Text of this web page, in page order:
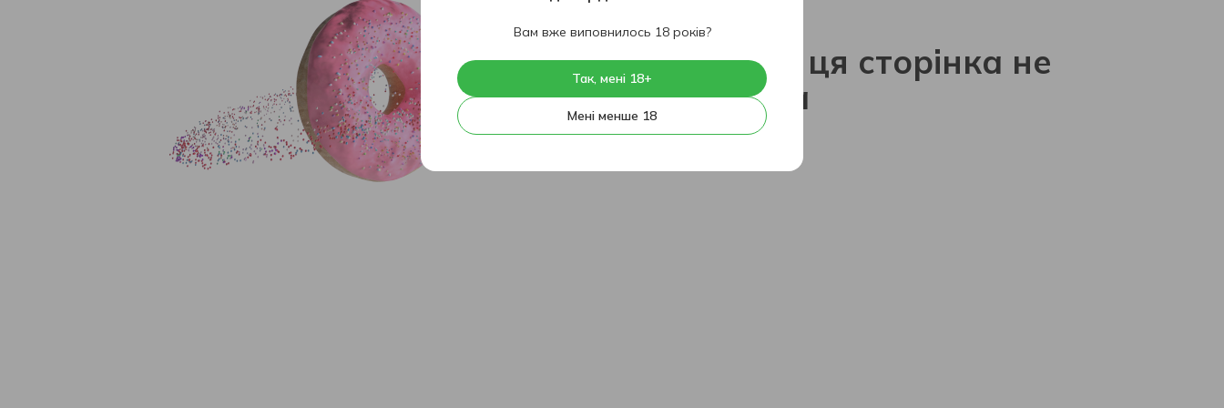
На жаль, ця сторінка не
знайдена
Вам вже виповнилось 18 років?
Так, мені 18+
Мені менше 18